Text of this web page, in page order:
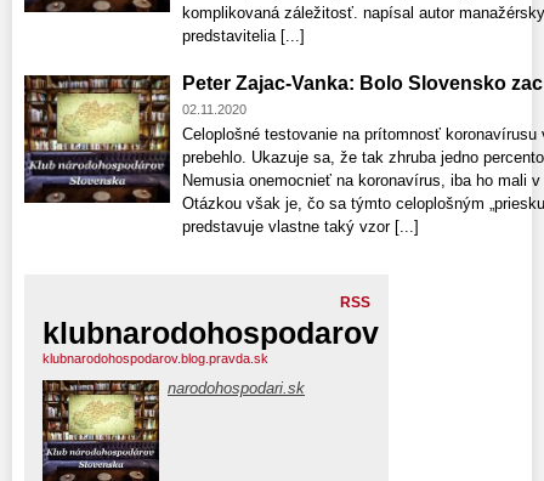
komplikovaná záležitosť. napísal autor
predstavitelia [...]
Peter Zajac-Vanka: Bolo Slovensko
02.11.2020
Celoplošné testovanie na prítomnosť
prebehlo. Ukazuje sa, že tak zhruba jedno
Nemusia onemocnieť na koronavírus, iba ho mali
Otázkou však je, čo sa týmto celoplošným
predstavuje vlastne taký vzor [...]
RSS
klubnarodohospodarov
klubnarodohospodarov.blog.pravda.sk
narodohospodari.sk